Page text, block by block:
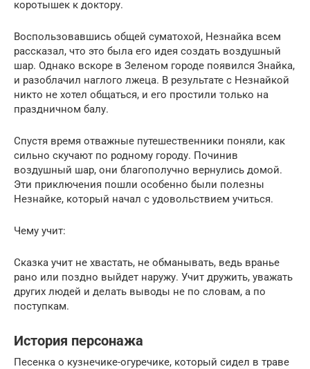
коротышек к доктору.
Воспользовавшись общей суматохой, Незнайка всем
рассказал, что это была его идея создать воздушный
шар. Однако вскоре в Зеленом городе появился Знайка,
и разоблачил наглого лжеца. В результате с Незнайкой
никто не хотел общаться, и его простили только на
праздничном балу.
Спустя время отважные путешественники поняли, как
сильно скучают по родному городу. Починив
воздушный шар, они благополучно вернулись домой.
Эти приключения пошли особенно были полезны
Незнайке, который начал с удовольствием учиться.
Чему учит:
Сказка учит не хвастать, не обманывать, ведь вранье
рано или поздно выйдет наружу. Учит дружить, уважать
других людей и делать выводы не по словам, а по
поступкам.
История персонажа
Песенка о кузнечике-огуречике, который сидел в траве